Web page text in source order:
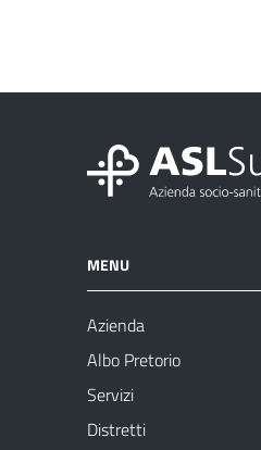
MENU
Azienda
Albo Pretorio
Servizi
Distretti